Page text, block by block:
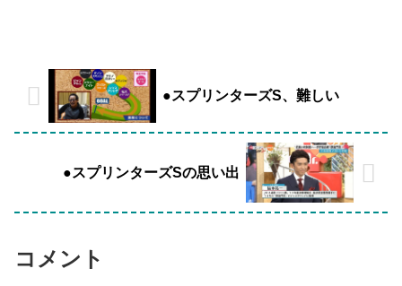
●スプリンターズS、難しい
●スプリンターズSの思い出
コメント